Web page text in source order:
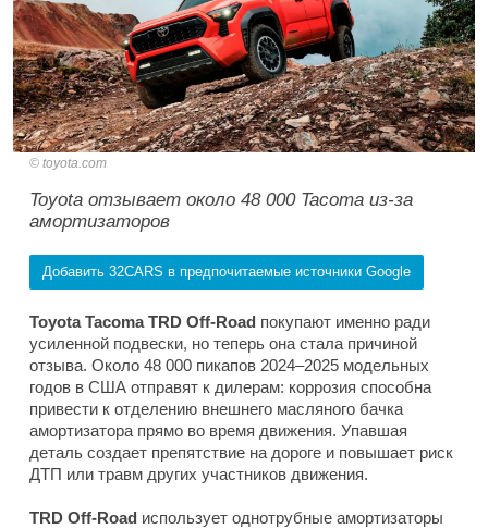
toyota.com
Toyota отзывает около 48 000 Tacoma из-за
амортизаторов
Добавить 32CARS в предпочитаемые источники Google
Toyota Tacoma TRD Off-Road покупают именно ради
усиленной подвески, но теперь она стала причиной
отзыва. Около 48 000 пикапов 2024–2025 модельных
годов в США отправят к дилерам: коррозия способна
привести к отделению внешнего масляного бачка
амортизатора прямо во время движения. Упавшая
деталь создает препятствие на дороге и повышает риск
ДТП или травм других участников движения.
TRD Off-Road использует однотрубные амортизаторы